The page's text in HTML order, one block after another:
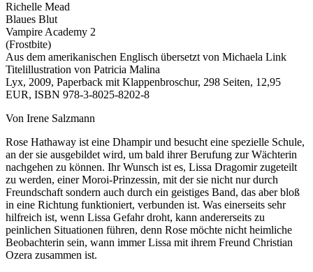
Richelle Mead
Blaues Blut
Vampire Academy 2
(Frostbite)
Aus dem amerikanischen Englisch übersetzt von Michaela Link
Titelillustration von Patricia Malina
Lyx, 2009, Paperback mit Klappenbroschur, 298 Seiten, 12,95
EUR, ISBN 978-3-8025-8202-8
Von Irene Salzmann
Rose Hathaway ist eine Dhampir und besucht eine spezielle Schule,
an der sie ausgebildet wird, um bald ihrer Berufung zur Wächterin
nachgehen zu können. Ihr Wunsch ist es, Lissa Dragomir zugeteilt
zu werden, einer Moroi-Prinzessin, mit der sie nicht nur durch
Freundschaft sondern auch durch ein geistiges Band, das aber bloß
in eine Richtung funktioniert, verbunden ist. Was einerseits sehr
hilfreich ist, wenn Lissa Gefahr droht, kann andererseits zu
peinlichen Situationen führen, denn Rose möchte nicht heimliche
Beobachterin sein, wann immer Lissa mit ihrem Freund Christian
Ozera zusammen ist.